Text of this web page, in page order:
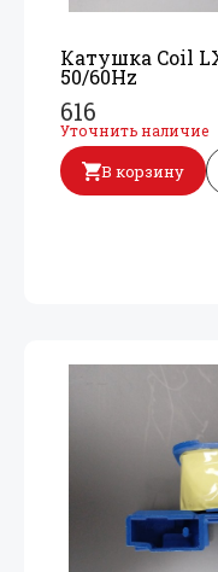
Катушка Coil
50/60Hz
616
Уточнить наличие
В корзину